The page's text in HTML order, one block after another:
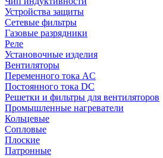
Устройства защиты
Сетевые фильтры
Газовые разрядники
Реле
Установочные изделия
Вентиляторы
Переменного тока AC
Постоянного тока DC
Решетки и фильтры для вентиляторов
Промышленные нагреватели
Кольцевые
Сопловые
Плоские
Патронные